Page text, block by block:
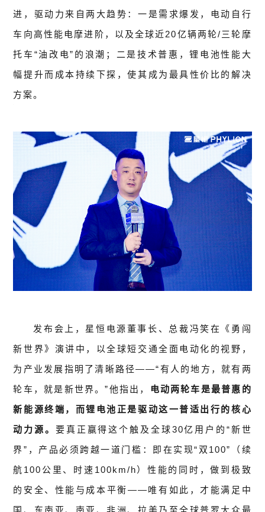
进，驱动力来自两大趋势：一是需求爆发，电动自行
车向高性能电摩进阶，以及全球近20亿辆两轮/三轮摩
托车“油改电”的浪潮；二是技术普惠，锂电池性能大
幅提升而成本持续下探，使其成为最具性价比的解决
方案。
发布会上，星恒电源董事长、总裁冯笑在《勇闯
新世界》演讲中，以全球短交通全面电动化的视野，
为产业发展指明了清晰路径——“有人的地方，就有两
轮车，就是新世界。”他指出， 电动两轮车是最普惠的
新能源终端，而锂电池正是驱动这一普适出行的核心
动力源。 要真正赢得这个触及全球30亿用户的“新世
界”，产品必须跨越一道门槛：即在实现“双100”（续
航100公里、时速100km/h）性能的同时，做到极致
的安全、性能与成本平衡——唯有如此，才能满足中
国、东南亚、南亚、非洲、拉美乃至全球普罗大众最